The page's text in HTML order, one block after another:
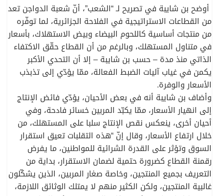
أوضح بن شايبة في تصريح لـ “الشعب”، أنّ شعبة الدواجن تعد
من القطاعات الاستراتيجية في الفلاحة الجزائرية، لما توفّره
من منتجات أساسية كاللحوم البيضاء وبيض الاستهلاك، بأسعار
في متناول المستهلك، وبالرغم من أن القطاع حقّق الاكتفاء
الذاتي منذ مدة – حسب بن شايبة – إلا أن التحدي الأكبر
يكمن في غياب آليات الضبط الفعالة، ممّا يؤدّي إلى تذبذب
الأسعار والوفرة.
وأضاف بن شايبة أنه في بعض الأحيان، يؤدّي فائض الإنتاج
إلى انهيار الأسعار، ممّا يكبّد المربين خسائر فادحة، وفي
أحيان أخرى، ينعكس نقص الإنتاج سلبا على المستهلك، من
خلال ارتفاع الأسعار، وقال إنّ “هذه التقلبات تعيق استقرار
السوق وتؤثر على القدرة الشرائية للمواطنين، ما يفرض
رقمنة القطاع كضرورة حتمية لضمان الاستقرار، بداية من
التعريف بجميع المنتجين، وخاصة صغار المربين، الذين يشكّلون
غالبية المنتجين، ولكن الكثير منهم لا يمتلك الوثائق اللازمة،